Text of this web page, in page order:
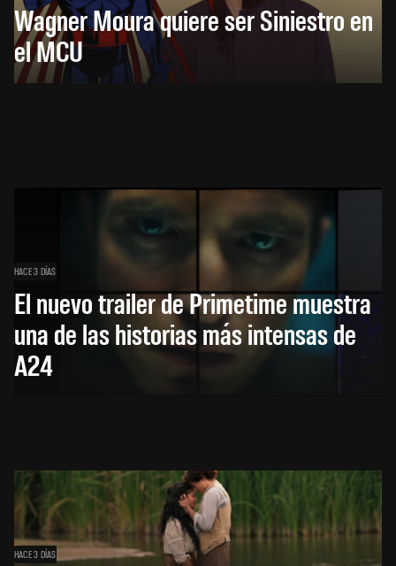
Wagner Moura quiere ser Siniestro en
el MCU
HACE 3 DÍAS
El nuevo trailer de Primetime muestra
una de las historias más intensas de
A24
HACE 3 DÍAS